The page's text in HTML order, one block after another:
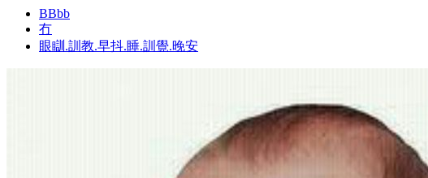
BBbb
冇
眼瞓.訓教.早抖.睡.訓覺.晚安